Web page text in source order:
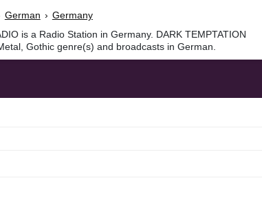
German › Germany
is a Radio Station in Germany. DARK TEMPTATION
Gothic genre(s) and broadcasts in German.